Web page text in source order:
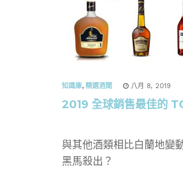
知識庫, 精選酒聞 八月 8, 2019
2019 全球銷售最佳的
與其他酒類相比白蘭地變
黑馬殺出？